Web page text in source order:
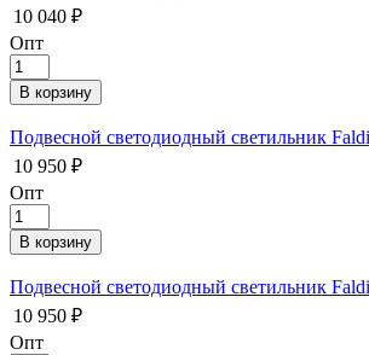
10 040 ₽
Опт
Подвесной светодиодный светильник
10 950 ₽
Опт
Подвесной светодиодный светильник
10 950 ₽
Опт